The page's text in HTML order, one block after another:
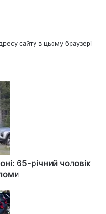
сайту в цьому браузері
65-річний чоловік